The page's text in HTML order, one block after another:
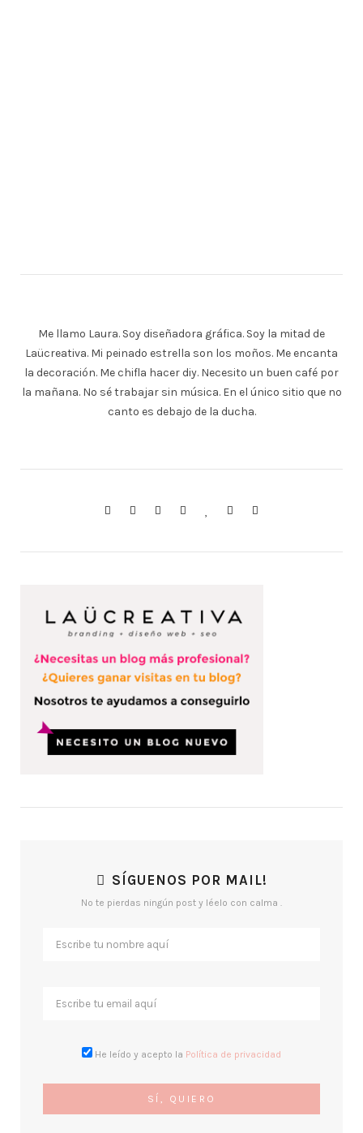
Me llamo Laura. Soy diseñadora gráfica. Soy la mitad de
Laücreativa. Mi peinado estrella son los moños. Me encanta
la decoración. Me chifla hacer diy. Necesito un buen café por
la mañana. No sé trabajar sin música. En el único sitio que no
canto es debajo de la ducha.
SÍGUENOS POR MAIL!
No te pierdas ningún post y léelo con calma .
He leído y acepto la Política de privacidad